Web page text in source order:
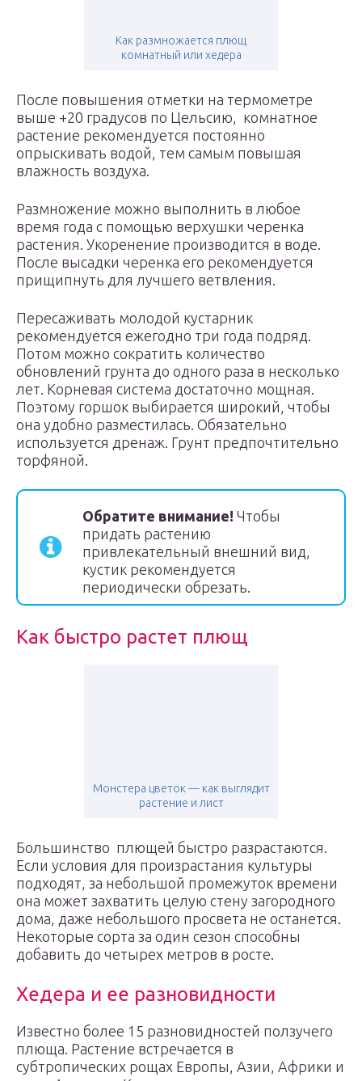
Как размножается плющ
комнатный или хедера
После повышения отметки на термометре
выше +20 градусов по Цельсию, комнатное
растение рекомендуется постоянно
опрыскивать водой, тем самым повышая
влажность воздуха.
Размножение можно выполнить в любое
время года с помощью верхушки черенка
растения. Укоренение производится в воде.
После высадки черенка его рекомендуется
прищипнуть для лучшего ветвления.
Пересаживать молодой кустарник
рекомендуется ежегодно три года подряд.
Потом можно сократить количество
обновлений грунта до одного раза в несколько
лет. Корневая система достаточно мощная.
Поэтому горшок выбирается широкий, чтобы
она удобно разместилась. Обязательно
используется дренаж. Грунт предпочтительно
торфяной.
Обратите внимание! Чтобы
придать растению
привлекательный внешний вид,
кустик рекомендуется
периодически обрезать.
Как быстро растет плющ
Монстера цветок — как выглядит
растение и лист
Большинство плющей быстро разрастаются.
Если условия для произрастания культуры
подходят, за небольшой промежуток времени
она может захватить целую стену загородного
дома, даже небольшого просвета не останется.
Некоторые сорта за один сезон способны
добавить до четырех метров в росте.
Хедера и ее разновидности
Известно более 15 разновидностей ползучего
плюща. Растение встречается в
субтропических рощах Европы, Азии, Африки и